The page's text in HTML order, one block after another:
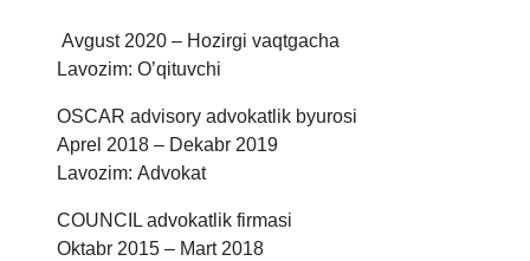
Аvgust 2020 – Hozirgi vaqtgacha
Lavozim: Oʼqituvchi
OSCАR advisory advokatlik byurosi
Аprel 2018 – Dekabr 2019
Lavozim: Аdvokat
COUNCIL advokatlik firmasi
Oktabr 2015 – Mart 2018